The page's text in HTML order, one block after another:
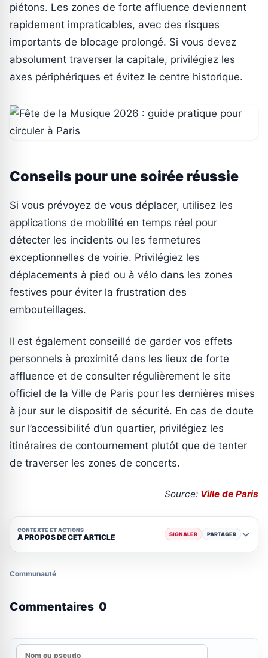
piétons. Les zones de forte affluence deviennent
rapidement impraticables, avec des risques
importants de blocage prolongé. Si vous devez
absolument traverser la capitale, privilégiez les
axes périphériques et évitez le centre historique.
Conseils pour une soirée réussie
Si vous prévoyez de vous déplacer, utilisez les
applications de mobilité en temps réel pour
détecter les incidents ou les fermetures
exceptionnelles de voirie. Privilégiez les
déplacements à pied ou à vélo dans les zones
festives pour éviter la frustration des
embouteillages.
Il est également conseillé de garder vos effets
personnels à proximité dans les lieux de forte
affluence et de consulter régulièrement le site
officiel de la Ville de Paris pour les dernières mises
à jour sur le dispositif de sécurité. En cas de doute
sur l’accessibilité d’un quartier, privilégiez les
itinéraires de contournement plutôt que de tenter
de traverser les zones de concerts.
Source: Ville de Paris
CONTEXTE ET ACTIONS
A PROPOS DE CET ARTICLE SIGNALER PARTAGER
Communauté
Commentaires 0